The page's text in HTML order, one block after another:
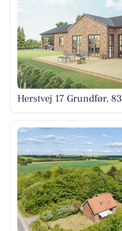
Herstvej 17 Grundfør,